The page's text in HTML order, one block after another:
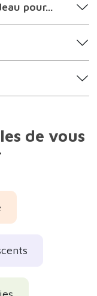
pour...
de vous